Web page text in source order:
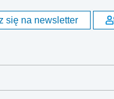
się na newsletter